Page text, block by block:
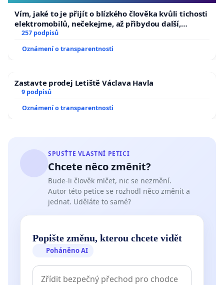
Vím, jaké to je přijít o blízkého člověka kvůli tichosti
elektromobilů, nečekejme, až přibydou další,
zaveďme slyšitelná auta!
257 podpisů
Oznámení o transparentnosti
Zastavte prodej Letiště Václava Havla
9 podpisů
Oznámení o transparentnosti
SPUSŤTE VLASTNÍ PETICI
Chcete něco změnit?
Bude-li člověk mlčet, nic se nezmění.
Autor této petice se rozhodl něco změnit a
jednat. Uděláte to samé?
Popište změnu, kterou chcete vidět
Poháněno AI